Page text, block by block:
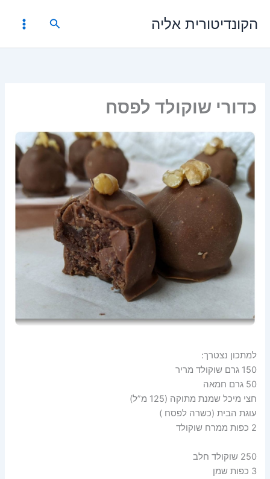
לתוכןהקונדיטורית אליה חיפוש
כדורי שוקולד לפסח
למתכון נצטרך:
150 גרם שוקולד מריר
50 גרם חמאה
חצי מיכל שמנת מתוקה (125 מ”ל)
עוגת הבית (כשרה לפסח )
2 כפות ממרח שוקולד
250 שוקולד חלב
3 כפות שמן